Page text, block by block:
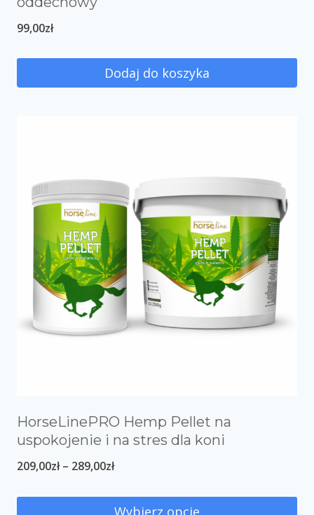
99,00zł
Dodaj do koszyka
HorseLinePRO Hemp Pellet na
uspokojenie i na stres dla koni
209,00zł – 289,00zł
Wybierz opcje